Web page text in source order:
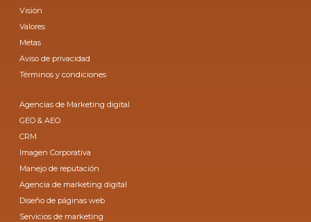
Visión
Valores
Metas
Aviso de privacidad
Términos y condiciones
Agencias de Marketing digital
GEO & AEO
CRM
Imagen Corporativa
Manejo de reputación
Agencia de marketing digital
Diseño de páginas web
Servicios de marketing